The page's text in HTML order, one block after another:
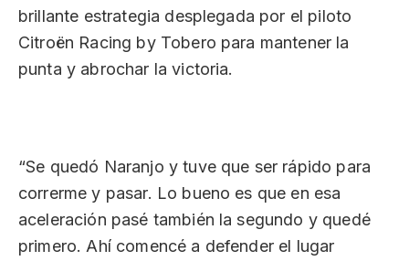
brillante estrategia desplegada por el piloto
Citroën Racing by Tobero para mantener la
punta y abrochar la victoria.
“Se quedó Naranjo y tuve que ser rápido para
correrme y pasar. Lo bueno es que en esa
aceleración pasé también la segundo y quedé
primero. Ahí comencé a defender el lugar